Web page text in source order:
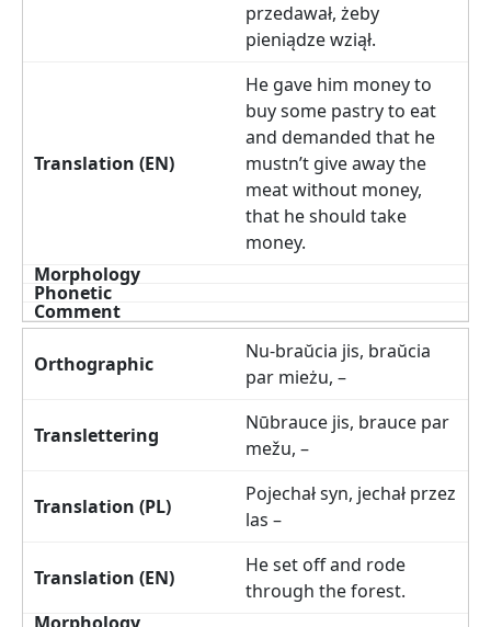
przedawał, żeby
pieniądze wziął.
He gave him money to
buy some pastry to eat
and demanded that he
mustn’t give away the
meat without money,
that he should take
money.
Nu-braŭcia jis, braŭcia
par mieżu, –
Nūbrauce jis, brauce par
mežu, –
Pojechał syn, jechał przez
las –
He set off and rode
through the forest.